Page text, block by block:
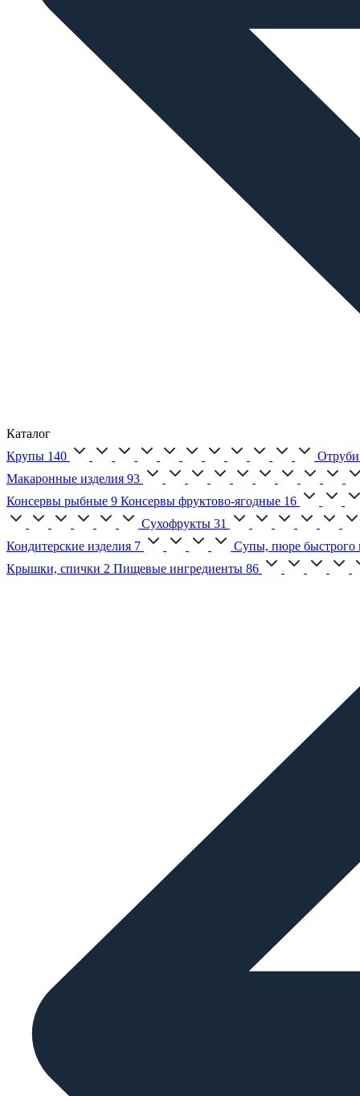
Каталог
Крупы 140 Отруби
Макаронные изделия 93
Консервы рыбные 9 Консервы фруктово-ягодные 16
Сухофрукты 31
Кондитерские изделия 7 Супы, пюре быстрого
Крышки, спички 2 Пищевые ингредиенты 86